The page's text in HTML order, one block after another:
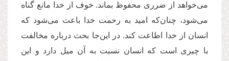
می‌خواهد از ضرری محفوظ بماند. خوف از خدا مانع گناه
می‌شود، چنان‌که امید به رحمت خدا باعث می‌شود که
انسان از خدا اطاعت کند. در این‌جا بحث درباره مخالفت
با چیزی است که انسان نسبت به آن میل دارد و این